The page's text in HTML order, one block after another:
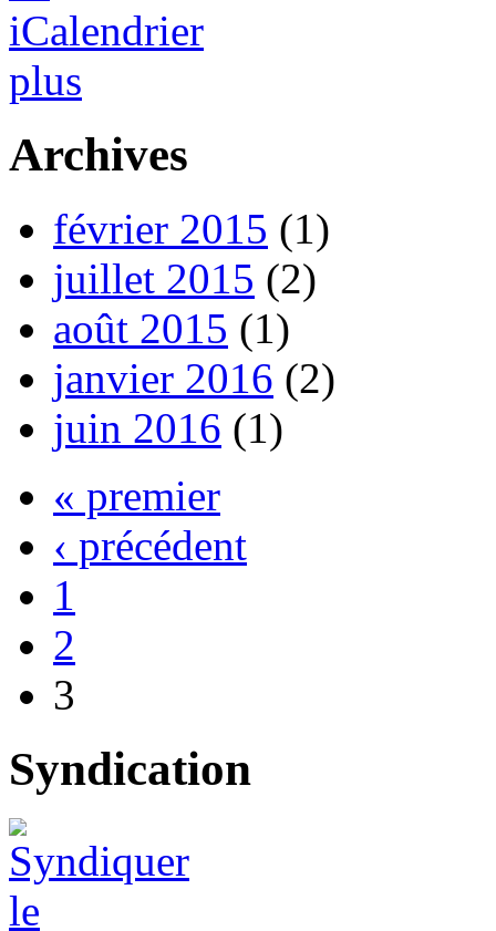
plus
Archives
février 2015 (1)
juillet 2015 (2)
août 2015 (1)
janvier 2016 (2)
juin 2016 (1)
« premier
‹ précédent
1
2
3
Syndication